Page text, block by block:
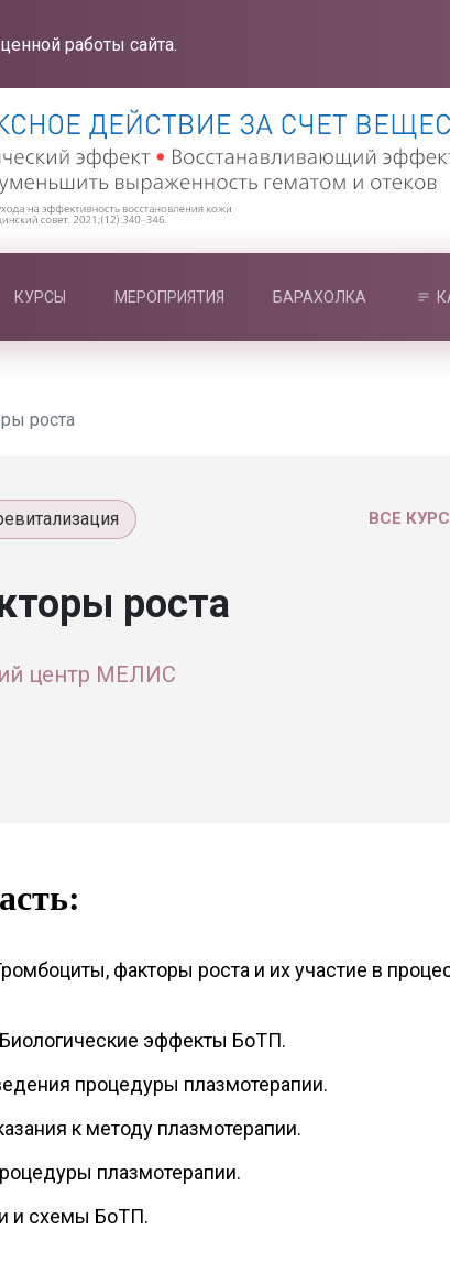
работы сайта.
КУРСЫ МЕРОПРИЯТИЯ БАРАХОЛКА
роста
ВСЕ
роста
центр МЕЛИС
факторы роста и их участие в
эффекты БоТП.
процедуры плазмотерапии.
к методу плазмотерапии.
плазмотерапии.
и схемы БоТП.